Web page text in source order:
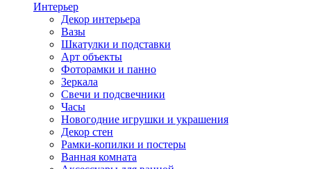
Интерьер
Декор интерьера
Вазы
Шкатулки и подставки
Арт объекты
Фоторамки и панно
Зеркала
Свечи и подсвечники
Часы
Новогодние игрушки и украшения
Декор стен
Рамки-копилки и постеры
Ванная комната